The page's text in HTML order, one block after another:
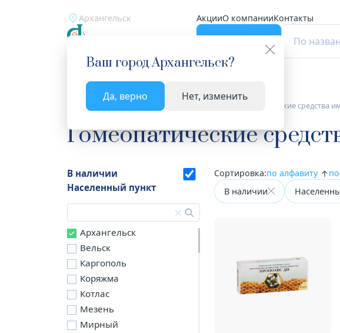
Архангельск АкцииО компанииКонтакты
По
Ваш городАрхангельск?
Да, верно Нет, изменить
Главная Каталог Лекарства и БАД Гомеопатические средства
Гомеопатические
В наличии
Населенный пункт
Архангельск
Вельск
Каргополь
Коряжма
Котлас
Мезень
Мирный
Сортировка:по алфавиту
В наличии